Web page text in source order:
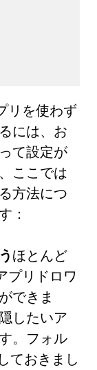
リを使わず
には、お
て設定が
ここでは
方法につ
：
ほとんど
プリドロワ
できま
したいア
。フォル
ておきまし